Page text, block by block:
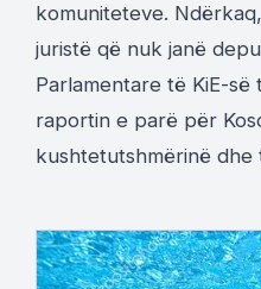
komuniteteve.
juristë që nuk janë
Parlamentare të KiE-
raportin e parë për
kushtetutshmërinë